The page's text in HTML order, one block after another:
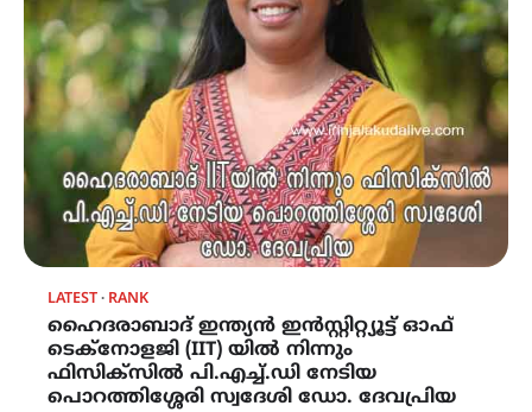
LATEST RANK
ഹൈദരാബാദ് ഇന്ത്യന്‍ ഇന്‍സ്റ്റിറ്റ്യൂട്ട് ഓഫ്
ടെക്നോളജി (IIT) യില്‍ നിന്നും
ഫിസിക്സില്‍ പി.എച്ച്.ഡി നേടിയ
പൊറത്തിശ്ശേരി സ്വദേശി ഡോ. ദേവപ്രിയ